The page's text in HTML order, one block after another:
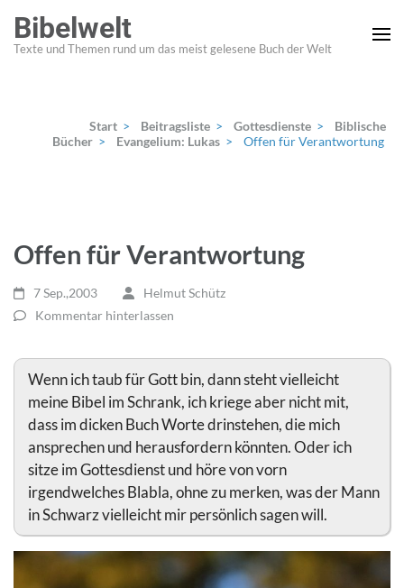
Inhalt
springen
Bibelwelt
Texte und Themen rund um das meist gelesene Buch der Welt
Start > Beitragsliste > Gottesdienste >
Biblische
Bücher > Evangelium: Lukas > Offen für Verantwortung
Offen für Verantwortung
7 Sep.,2003
Helmut Schütz
Kommentar hinterlassen
Wenn ich taub für Gott bin, dann steht vielleicht
meine Bibel im Schrank, ich kriege aber nicht mit,
dass im dicken Buch Worte drinstehen, die mich
ansprechen und herausfordern könnten. Oder ich
sitze im Gottesdienst und höre von vorn
irgendwelches Blabla, ohne zu merken, was der Mann
in Schwarz vielleicht mir persönlich sagen will.